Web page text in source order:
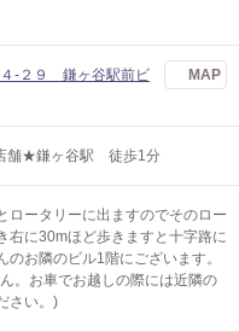
４-２９ 鎌ヶ谷駅前ビ
MAP
舗★鎌ヶ谷駅 徒歩1分
ロータリーに出ますのでそのロー
右に30mほど歩きますと十字路に
お隣のビル1階にございます。
。お車でお越しの際には近隣の
さい。)